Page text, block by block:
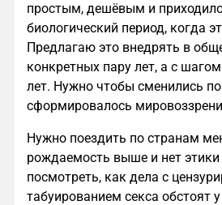
простым, дешёвым и
биологический период, когда
Предлагаю это внедрять в
конкретных пару лет, а с
лет. Нужно чтобы сменились
сформировалось
Нужно поездить по странам
рождаемость выше и нет этики
посмотреть, как дела с
табуированием секса обстоят